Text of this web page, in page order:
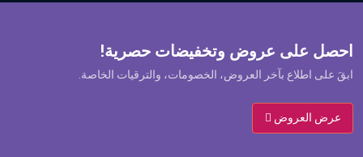
احصل على عروض وتخفيضات حصرية!
ابقَ على اطلاع بآخر العروض، الخصومات، والترقيات الخاصة.
عرض العروض